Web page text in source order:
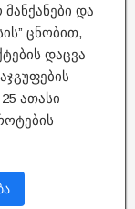
და
ცნობით,
დაცვა
25 ათასი